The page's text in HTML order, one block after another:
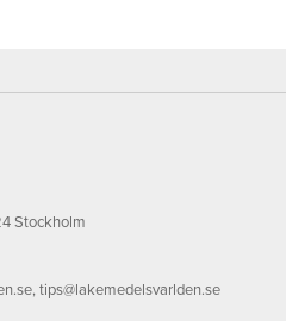
Stockholm
,tips@lakemedelsvarlden.se